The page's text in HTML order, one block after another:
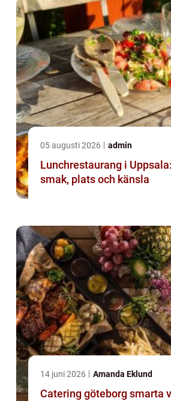
05 augusti 2026 admin
Lunchrestaurang i
smak, plats och känsla
14 juni 2026 Amanda Eklund
Catering göteborg smarta val för